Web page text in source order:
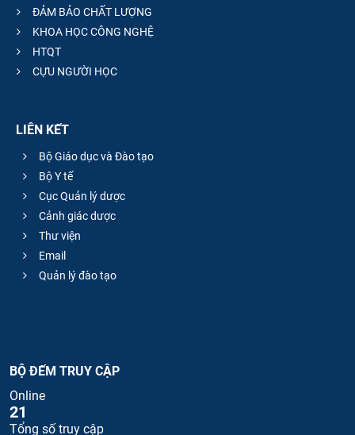
ĐẢM BẢO CHẤT LƯỢNG
KHOA HỌC CÔNG NGHỆ
HTQT
CỰU NGƯỜI HỌC
LIÊN KẾT
Bộ Giáo dục và Đào tạo
Bộ Y tế
Cục Quản lý dược
Cảnh giác dược
Thư viện
Email
Quản lý đào tạo
BỘ ĐẾM TRUY CẬP
Online
21
Tổng số truy cập